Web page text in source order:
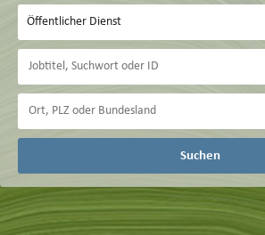
Suchen